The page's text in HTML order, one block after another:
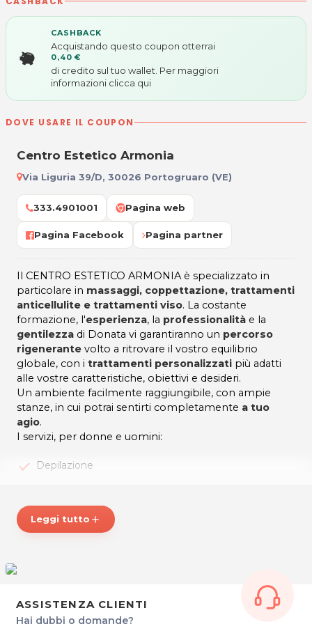
CASHBACK
Acquistando questo coupon otterrai
0,40 €
di credito sul tuo wallet. Per maggiori
informazioni clicca qui
DOVE USARE IL COUPON
Centro Estetico Armonia
Via Liguria 39/D, 30026 Portogruaro (VE)
333.4901001 Pagina web
Pagina Facebook Pagina partner
Il CENTRO ESTETICO ARMONIA è specializzato in
particolare in massaggi, coppettazione, trattamenti
anticellulite e trattamenti viso. La costante
formazione, l'esperienza, la professionalità e la
gentilezza di Donata vi garantiranno un percorso
rigenerante volto a ritrovare il vostro equilibrio
globale, con i trattamenti personalizzati più adatti
alle vostre caratteristiche, obiettivi e desideri.
Un ambiente facilmente raggiungibile, con ampie
stanze, in cui potrai sentirti completamente a tuo
agio.
I servizi, per donne e uomini:
Depilazione
Manicure
Massaggi relax, Abyanca, Cellulitis, decontratturanti
Coppettazione
Leggi tutto add
ASSISTENZA CLIENTI
Hai dubbi o domande?